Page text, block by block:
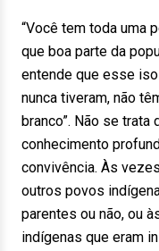
“Você tem toda uma
que boa parte da
entende que esse
nunca tiveram, não
branco”. Não se
conhecimento
convivência. Às
outros povos
parentes ou não, ou
indígenas que eram